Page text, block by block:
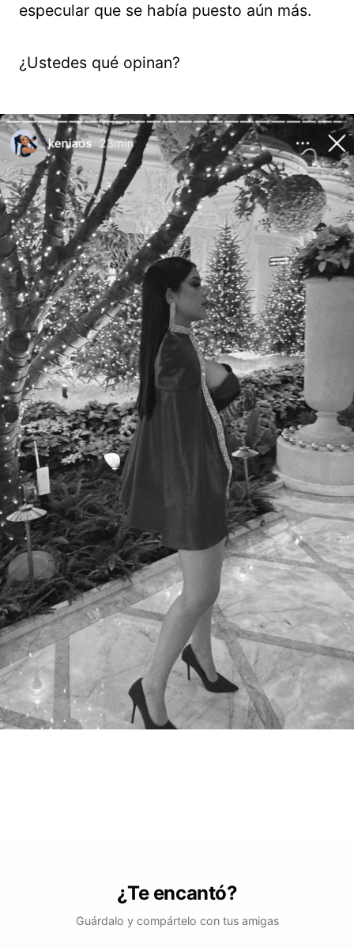
especular que se había puesto aún más.
¿Ustedes qué opinan?
¿Te encantó?
Guárdalo y compártelo con tus amigas